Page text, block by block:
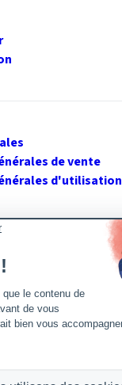
de vente
d'utilisation